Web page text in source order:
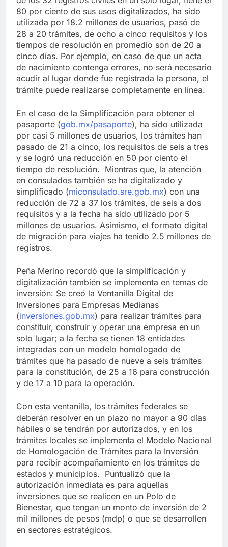
80 por ciento de sus usos digitalizados, ha sido
utilizada por 18.2 millones de usuarios, pasó de
28 a 20 trámites, de ocho a cinco requisitos y los
tiempos de resolución en promedio son de 20 a
cinco días. Por ejemplo, en caso de que un acta
de nacimiento contenga errores, no será necesario
acudir al lugar donde fue registrada la persona, el
trámite puede realizarse completamente en línea.
En el caso de la Simplificación para obtener el
pasaporte (gob.mx/pasaporte), ha sido utilizada
por casi 5 millones de usuarios, los trámites han
pasado de 21 a cinco, los requisitos de seis a tres
y se logró una reducción en 50 por ciento el
tiempo de resolución. Mientras que, la atención
en consulados también se ha digitalizado y
simplificado (miconsulado.sre.gob.mx) con una
reducción de 72 a 37 los trámites, de seis a dos
requisitos y a la fecha ha sido utilizado por 5
millones de usuarios. Asimismo, el formato digital
de migración para viajes ha tenido 2.5 millones de
registros.
Peña Merino recordó que la simplificación y
digitalización también se implementa en temas de
inversión: Se creó la Ventanilla Digital de
Inversiones para Empresas Medianas
(inversiones.gob.mx) para realizar trámites para
constituir, construir y operar una empresa en un
solo lugar; a la fecha se tienen 18 entidades
integradas con un modelo homologado de
trámites que ha pasado de nueve a seis trámites
para la constitución, de 25 a 16 para construcción
y de 17 a 10 para la operación.
Con esta ventanilla, los trámites federales se
deberán resolver en un plazo no mayor a 90 días
hábiles o se tendrán por autorizados, y en los
trámites locales se implementa el Modelo Nacional
de Homologación de Trámites para la Inversión
para recibir acompañamiento en los trámites de
estados y municipios. Puntualizó que la
autorización inmediata es para aquellas
inversiones que se realicen en un Polo de
Bienestar, que tengan un monto de inversión de 2
mil millones de pesos (mdp) o que se desarrollen
en sectores estratégicos.